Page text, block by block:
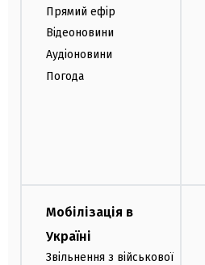
Прямий ефір
Відеоновини
Аудіоновини
Погода
Мобілізація в
Україні
Звільнення з військової